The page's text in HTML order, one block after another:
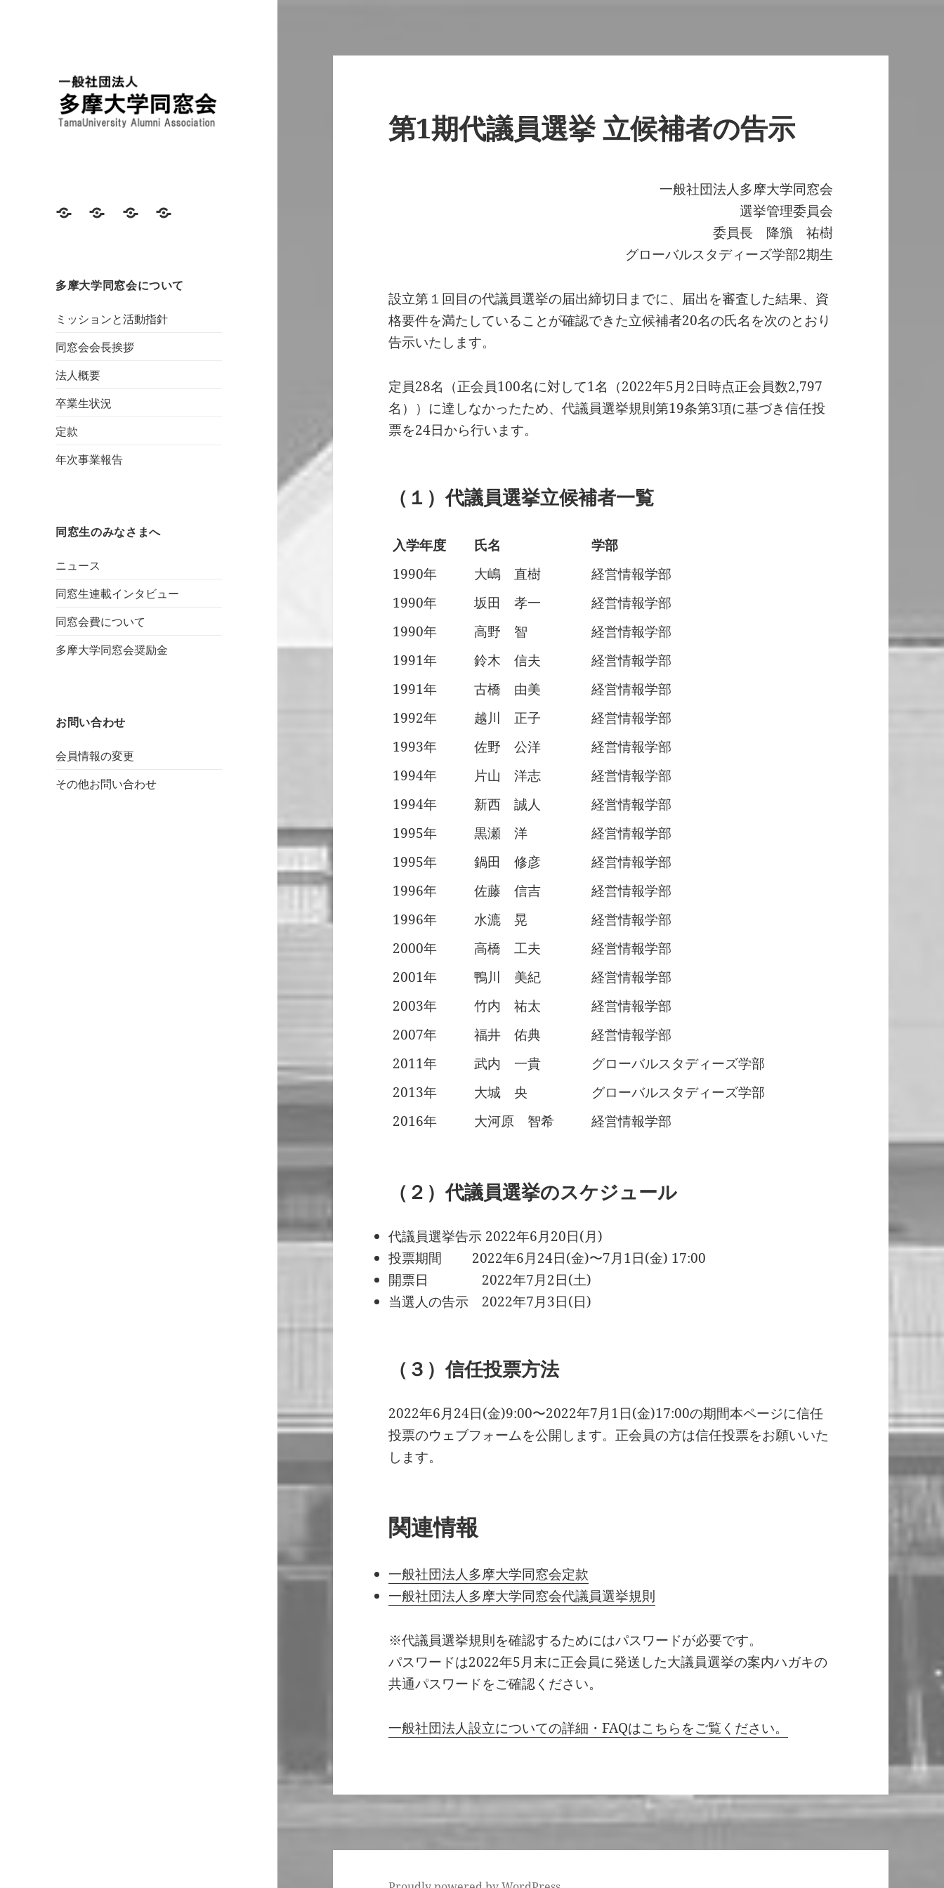
ニ
ス
同
連
イ
ン
タ
ュ
同
費
つ
い
多
学
窓
多摩大学同窓会について
ミッションと活動指針
同窓会会長挨拶
法人概要
卒業生状況
定款
年次事業報告
同窓生のみなさまへ
ニュース
同窓生連載インタビュー
同窓会費について
多摩大学同窓会奨励金
お問い合わせ
会員情報の変更
その他お問い合わせ
第1期代議員選挙 立候補者の告示
一般社団法人多摩大学同窓会
選挙管理委員会
委員長 降籏 祐樹
グローバルスタディーズ学部2期生
設立第１回目の代議員選挙の届出締切日までに、届出を審査した結果、資
格要件を満たしていることが確認できた立候補者20名の氏名を次のとおり
告示いたします。
定員28名（正会員100名に対して1名（2022年5月2日時点正会員数2,797
名））に達しなかったため、代議員選挙規則第19条第3項に基づき信任投
票を24日から行います。
（１）代議員選挙立候補者一覧
入学年度 氏名
学部
1990年
大嶋 直樹
経営情報学部
1990年
坂田 孝一
経営情報学部
1990年
高野 智
経営情報学部
1991年
鈴木 信夫
経営情報学部
1991年
古橋 由美
経営情報学部
1992年
越川 正子
経営情報学部
1993年
佐野 公洋
経営情報学部
1994年
片山 洋志
経営情報学部
1994年
新西 誠人
経営情報学部
1995年
黒瀬 洋
経営情報学部
1995年
鍋田 修彦
経営情報学部
1996年
佐藤 信吉
経営情報学部
1996年
水漉 晃
経営情報学部
2000年
高橋 工夫
経営情報学部
2001年
鴨川 美紀
経営情報学部
2003年
竹内 祐太
経営情報学部
2007年
福井 佑典
経営情報学部
2011年
武内 一貴
グローバルスタディーズ学部
2013年
大城 央
グローバルスタディーズ学部
2016年
大河原 智希 経営情報学部
（２）代議員選挙のスケジュール
代議員選挙告示 2022年6月20日(月)
投票期間 2022年6月24日(金)〜7月1日(金) 17:00
開票日 2022年7月2日(土)
当選人の告示 2022年7月3日(日)
（３）信任投票方法
2022年6月24日(金)9:00〜2022年7月1日(金)17:00の期間本ページに信任
投票のウェブフォームを公開します。正会員の方は信任投票をお願いいた
します。
関連情報
一般社団法人多摩大学同窓会定款
一般社団法人多摩大学同窓会代議員選挙規則
※代議員選挙規則を確認するためにはパスワードが必要です。
パスワードは2022年5月末に正会員に発送した大議員選挙の案内ハガキの
共通パスワードをご確認ください。
一般社団法人設立についての詳細・FAQはこちらをご覧ください。